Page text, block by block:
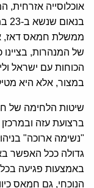
אוכלוסייה
ממשלת חמאס דאז,
של המנהרות,
הכוחות עם ישראל
במצור, אלא היא
שיטות הלחימה של
ברצועת עזה
"נשימה ארוכה"
גדולה ככל האפשר
באמצעות פגיעה
הנוכחי, גם חמאס